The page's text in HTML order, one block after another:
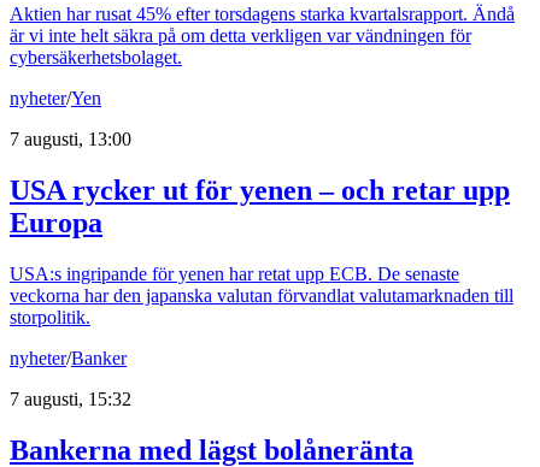
Aktien har rusat 45% efter torsdagens starka kvartalsrapport. Ändå
är vi inte helt säkra på om detta verkligen var vändningen för
cybersäkerhetsbolaget.
nyheter/Yen
7 augusti, 13:00
USA rycker ut för yenen – och retar upp
Europa
USA:s ingripande för yenen har retat upp ECB. De senaste
veckorna har den japanska valutan förvandlat valutamarknaden till
storpolitik.
nyheter/Banker
7 augusti, 15:32
Bankerna med lägst bolåneränta